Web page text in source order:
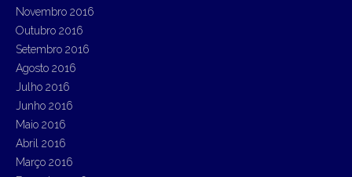
Novembro 2016
Outubro 2016
Setembro 2016
Agosto 2016
Julho 2016
Junho 2016
Maio 2016
Abril 2016
Março 2016